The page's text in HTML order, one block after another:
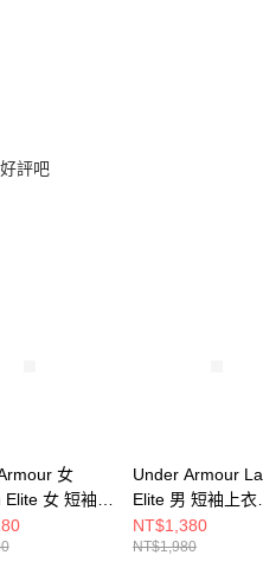
評吧
女
女 短袖上
009
Under Armour
Elite 男 短袖上衣
1389802-100
NT$1,380
NT$1,980